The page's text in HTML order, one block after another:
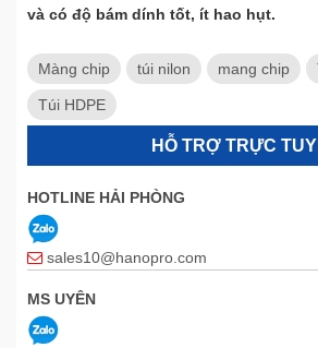
và có độ bám dính tốt, ít hao hụt.
Màng chip túi nilon mang chip
Túi HDPE
HỖ TRỢ TRỰC
HOTLINE HẢI PHÒNG
sales10@hanopro.com
MS UYÊN